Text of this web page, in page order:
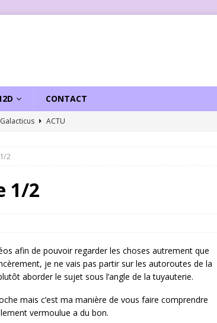
CONTACT
ACTU
2
1/2
afin de pouvoir regarder les choses autrement que
je ne vais pas partir sur les autoroutes de la
aborder le sujet sous l’angle de la tuyauterie.
mais c’est ma manière de vous faire comprendre
vermoulue a du bon.